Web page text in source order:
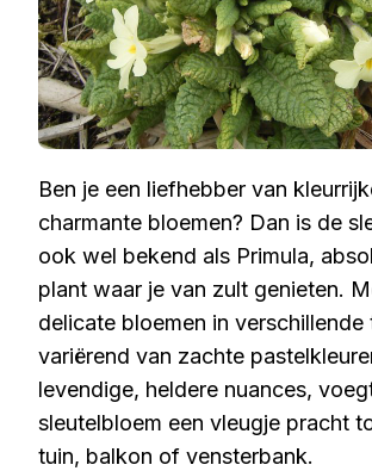
Ben je een liefhebber van
charmante bloemen? Dan is de
ook wel bekend als Primula,
plant waar je van zult genieten.
delicate bloemen in verschillende
variërend van zachte
levendige, heldere nuances,
sleutelbloem een vleugje pracht
tuin, balkon of vensterbank.